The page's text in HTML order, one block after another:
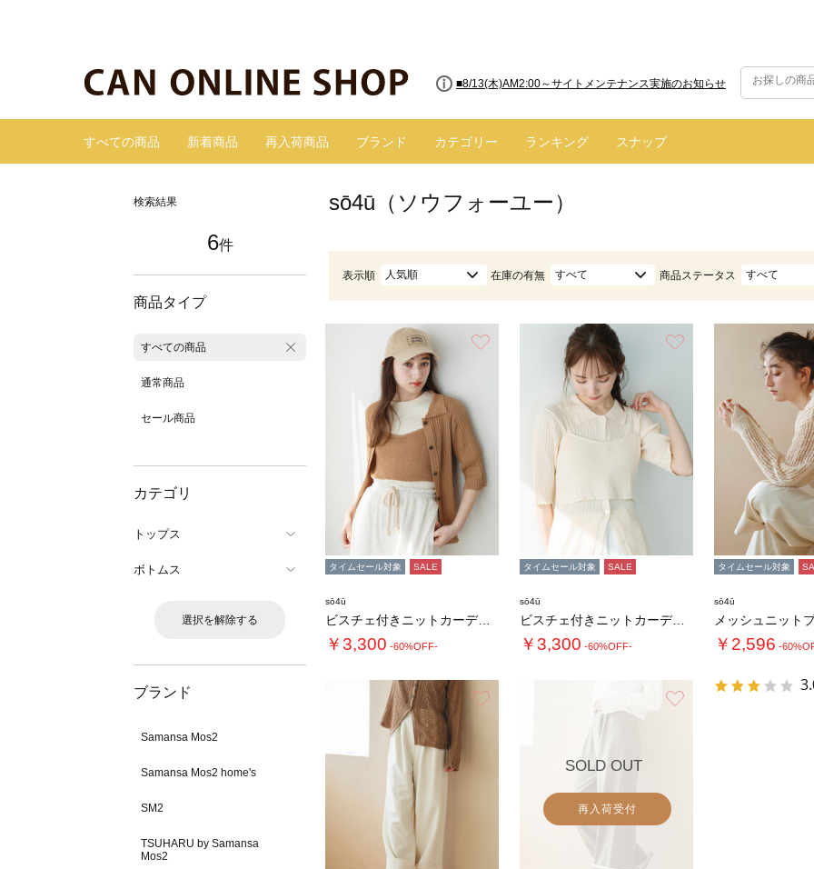
■8/13(木)AM2:00～サイトメンテナンス実施のお知らせ
すべての商品 新着商品 再入荷商品 ブランド カテゴリー ランキング スナップ
検索結果
6件
商品タイプ
すべての商品
通常商品
セール商品
カテゴリ
トップス
ボトムス
選択を解除する
ブランド
Samansa Mos2
Samansa Mos2 home's
SM2
TSUHARU by Samansa
Mos2
sō4ū（ソウフォーユー）
表示順 人気順 在庫の有無 すべて 商品ステータス すべて
タイムセール対象 SALE
sō4ū
ビスチェ付きニットカーディガン
￥3,300 -60%OFF-
タイムセール対象 SALE
sō4ū
ビスチェ付きニットカーディガン
￥3,300 -60%OFF-
タイムセール対象
sō4ū
メッシュニット
￥2,596 -
お気に入り
SOLD OUT
再入荷受付